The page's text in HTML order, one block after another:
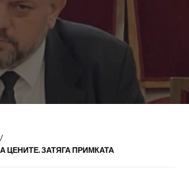
ЦЕНИТЕ. ЗАТЯГА ПРИМКАТА